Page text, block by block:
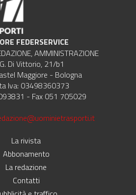
FEDERSERVICE
AMMINISTRAZIONE
Di Vittorio, 21/b1
Maggiore - Bologna
Iva: 03498360373
- Fax 051 705029
La rivista
Abbonamento
La redazione
Contatti